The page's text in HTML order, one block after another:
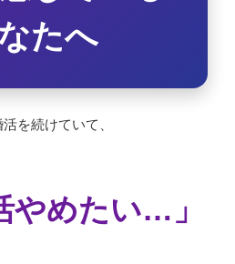
たへ
を続けていて、
やめたい…」